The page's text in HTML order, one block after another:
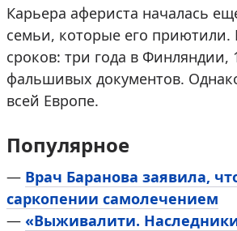
Карьера афериста началась
семьи, которые его
сроков: три года в Финляндии,
фальшивых документов.
всей Европе.
Популярное
— Врач Баранова заявила,
саркопении самолечением
— «Выживалити.